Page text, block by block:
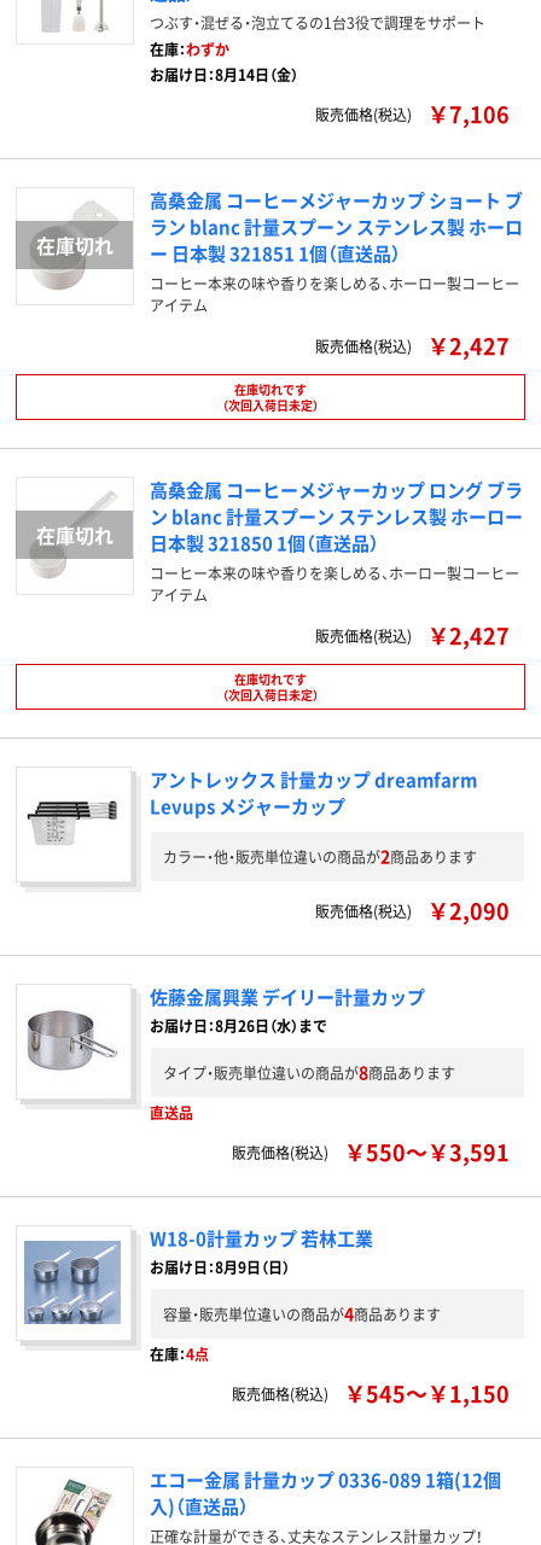
つぶす・混ぜる・泡立てるの1台3役で調理をサポート
在庫：わずか
お届け日：8月14日（金）
販売価格(税込)
￥7,106
高桑金属 コーヒーメジャーカップ ショート ブ
ラン blanc 計量スプーン ステンレス製 ホーロ
ー 日本製 321851 1個（直送品）
コーヒー本来の味や香りを楽しめる、ホーロー製コーヒー
アイテム
販売価格(税込)
￥2,427
在庫切れです
（次回入荷日未定）
高桑金属 コーヒーメジャーカップ ロング ブラ
ン blanc 計量スプーン ステンレス製 ホーロー
日本製 321850 1個（直送品）
コーヒー本来の味や香りを楽しめる、ホーロー製コーヒー
アイテム
販売価格(税込)
￥2,427
在庫切れです
（次回入荷日未定）
アントレックス 計量カップ dreamfarm
Levups メジャーカップ
カラー・他・販売単位違いの商品が2商品あります
販売価格(税込) ￥2,090
佐藤金属興業 デイリー計量カップ
お届け日：8月26日（水）まで
タイプ・販売単位違いの商品が8商品あります
直送品
販売価格(税込)
￥550～￥3,591
W18-0計量カップ 若林工業
お届け日：8月9日（日）
容量・販売単位違いの商品が4商品あります
在庫：4点
販売価格(税込)
￥545～￥1,150
エコー金属 計量カップ 0336-089 1箱(12個
入)（直送品）
正確な計量ができる、丈夫なステンレス計量カップ！